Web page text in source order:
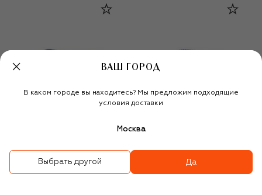
ВАШ ГОРОД
В каком городе вы находитесь? Мы предложим подходящие
условия доставки
Москва
Выбрать другой Да